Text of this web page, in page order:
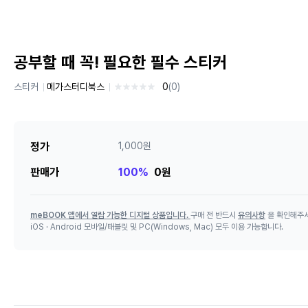
공부할 때 꼭! 필요한 필수 스티커
스티커 메가스터디북스 0(0)
정가 1,000원
판매가 100% 0원
meBOOK 앱에서 열람 가능한 디지털 상품입니다. 구매 전 반드시 유의사항 을 확인해주
iOS · Android 모바일/태블릿 및 PC(Windows, Mac) 모두 이용 가능합니다.